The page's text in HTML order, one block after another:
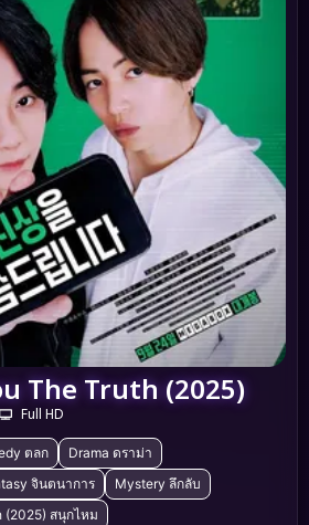
The Truth (2025)
Full HD
ตลก
Drama ดราม่า
จินตนาการ
Mystery ลึกลับ
(2025) สนุกไหม